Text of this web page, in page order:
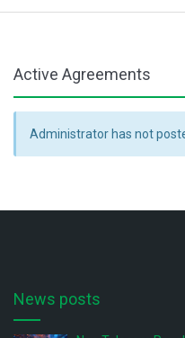
Active Agreements
Administrator has not
News posts